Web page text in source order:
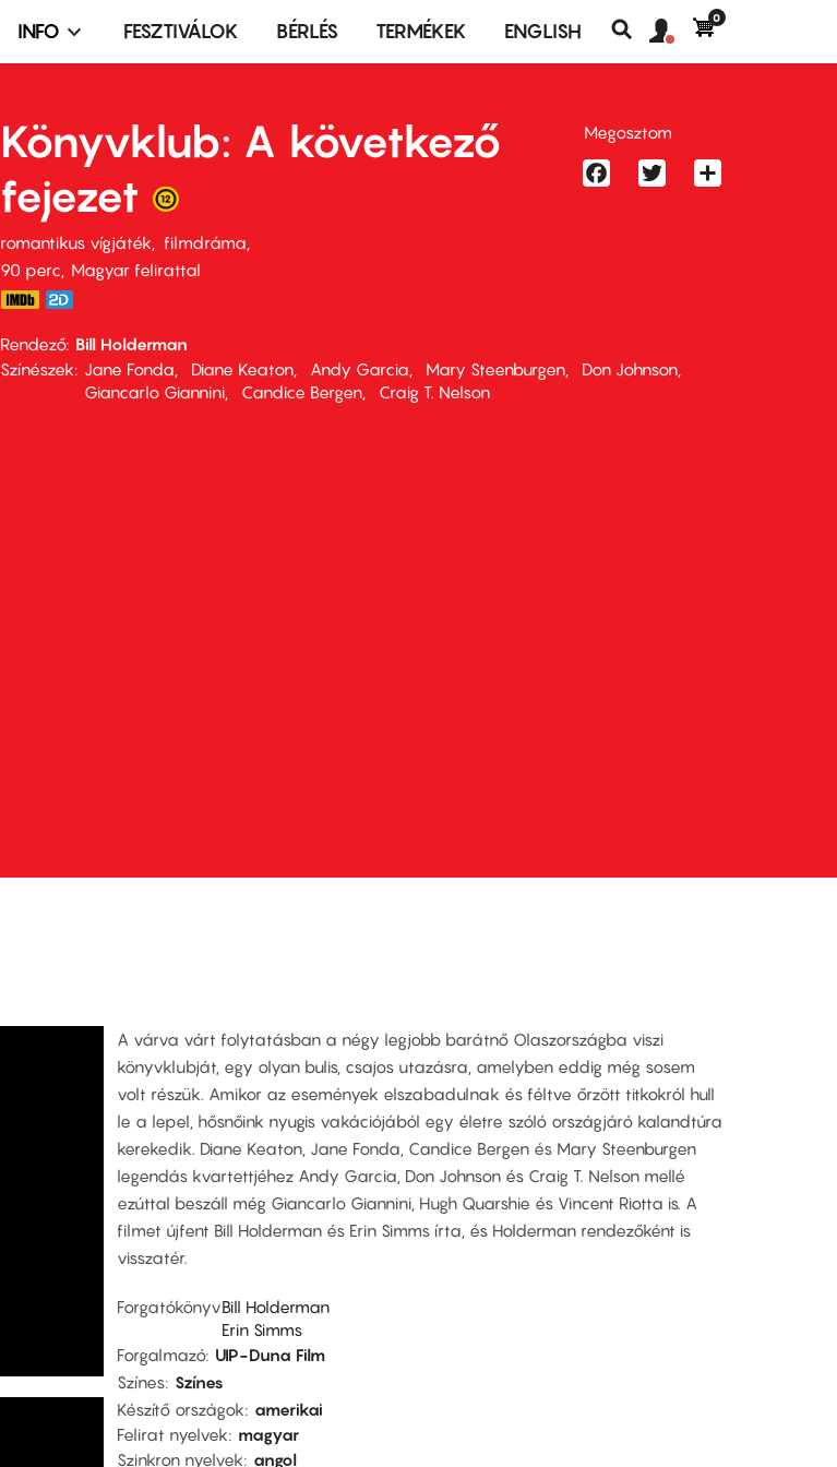
Infó,
terembérlés
menü
INFO FESZTIVÁLOK BÉRLÉS TERMÉKEK ENGLISH
Keresés
fiók
Felhasználói
0
Könyvklub: A következő
fejezet
romantikus vígjáték
filmdráma
90 perc,
Magyar felirattal
Rendező Bill Holderman
Színészek
Jane Fonda Diane Keaton Andy Garcia Mary Steenburgen
Don Johnson
Giancarlo Giannini
Candice Bergen Craig T. Nelson
Megosztom
FacebookTwitter
A várva várt folytatásban a négy legjobb barátnő Olaszországba viszi
könyvklubját, egy olyan bulis, csajos utazásra, amelyben eddig még sosem
volt részük. Amikor az események elszabadulnak és féltve őrzött titkokról hull
le a lepel, hősnőink nyugis vakációjából egy életre szóló országjáró kalandtúra
kerekedik. Diane Keaton, Jane Fonda, Candice Bergen és Mary Steenburgen
legendás kvartettjéhez Andy Garcia, Don Johnson és Craig T. Nelson mellé
ezúttal beszáll még Giancarlo Giannini, Hugh Quarshie és Vincent Riotta is. A
filmet újfent Bill Holderman és Erin Simms írta, és Holderman rendezőként is
visszatér.
ForgatókönyvBill Holderman
Erin Simms
Forgalmazó UIP-Duna Film
Színes Színes
Készítő országok
amerikai
Felirat nyelvek
magyar
Szinkron nyelvek
angol